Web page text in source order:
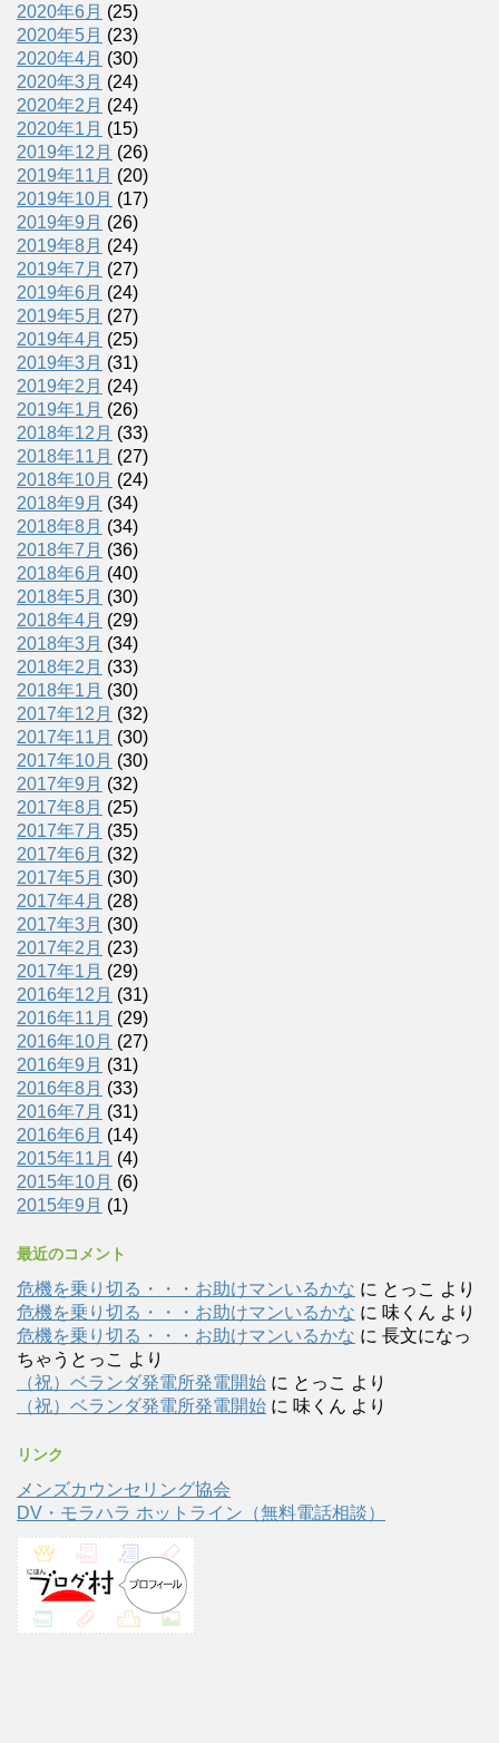
2020年6月 (25)
2020年5月 (23)
2020年4月 (30)
2020年3月 (24)
2020年2月 (24)
2020年1月 (15)
2019年12月 (26)
2019年11月 (20)
2019年10月 (17)
2019年9月 (26)
2019年8月 (24)
2019年7月 (27)
2019年6月 (24)
2019年5月 (27)
2019年4月 (25)
2019年3月 (31)
2019年2月 (24)
2019年1月 (26)
2018年12月 (33)
2018年11月 (27)
2018年10月 (24)
2018年9月 (34)
2018年8月 (34)
2018年7月 (36)
2018年6月 (40)
2018年5月 (30)
2018年4月 (29)
2018年3月 (34)
2018年2月 (33)
2018年1月 (30)
2017年12月 (32)
2017年11月 (30)
2017年10月 (30)
2017年9月 (32)
2017年8月 (25)
2017年7月 (35)
2017年6月 (32)
2017年5月 (30)
2017年4月 (28)
2017年3月 (30)
2017年2月 (23)
2017年1月 (29)
2016年12月 (31)
2016年11月 (29)
2016年10月 (27)
2016年9月 (31)
2016年8月 (33)
2016年7月 (31)
2016年6月 (14)
2015年11月 (4)
2015年10月 (6)
2015年9月 (1)
最近のコメント
危機を乗り切る・・・お助けマンいるかな に とっこ より
危機を乗り切る・・・お助けマンいるかな に 味くん より
危機を乗り切る・・・お助けマンいるかな に 長文になっ
ちゃうとっこ より
（祝）ベランダ発電所発電開始 に とっこ より
（祝）ベランダ発電所発電開始 に 味くん より
リンク
メンズカウンセリング協会
DV・モラハラ ホットライン（無料電話相談）